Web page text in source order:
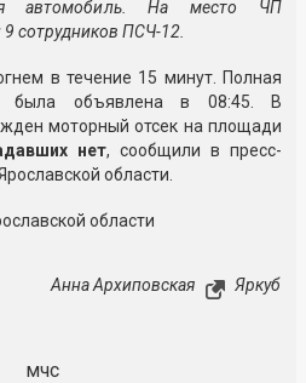
автомобиль. На место ЧП
сотрудников ПСЧ-12.
в течение 15 минут. Полная
была объявлена в 08:45. В
моторный отсек на площади
нет, сообщили в пресс-
области.
области
Анна Архиповская Яркуб
мчс